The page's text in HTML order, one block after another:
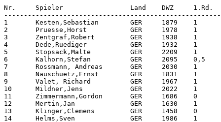
Nr.     Spieler                 Land    DWZ     1.Rd.
1	Kesten,Sebastian	GER	1879	1	0,5	1	1	1	1	0,5	6,0
2	Pruesse,Horst		GER	1978	1	1	1	0,5	0	1	0,5	5,0
3	Zentgraf,Robert		GER	1938	1	1	1	0,5	0,5	0	1	5,0
4	Dede,Ruediger		GER	1932	1	1	0	0	1	1	1	5,0
5	Stopsack,Malte		GER	2209	1	0	1	1	1	0	1	5,0
6	Kalhorn,Stefan		GER	2095	0,5	1	0,5	1	0,5	1	0,5	5,0
7	Rossmann, Andreas	GER	2030	1	0	1	1	1	0,5	0,5	5,0
8	Nauschuetz,Ernst	GER	1831	1	0	1	0	0,5	1	1	4,5
9	Valet, Richard		GER	1967	1	1	0,5	0	0	1	1	4,5
10	Mildner,Jens		GER	2022	1	1	0,5	1	0,5	0,5	0	4,5
11	Zimmermann,Gordon	GER	1686	0	1	0	0	1	1	1	4,0
12	Mertin,Jan		GER	1630	1	0,5	0,5	0	0	1	1	4,0
13	Klinger,Clemens		GER	1458	0	1	0	1	0,5	0,5	1	4,0
14	Helms,Sven		GER	1986	1	0,5	1	0	1	0,5	0	4,0